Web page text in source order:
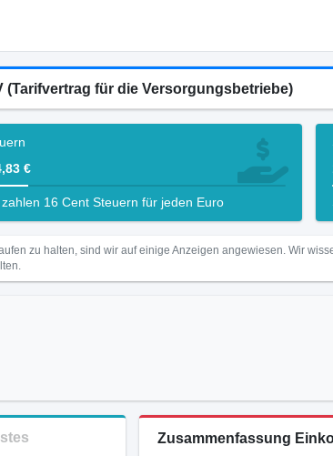
(Tarifvertrag für die Versorgungsbetriebe)
€
16 Cent Steuern für jeden Euro
zu halten, sind wir auf einige Anzeigen angewiesen. Wir
Zusammenfassung